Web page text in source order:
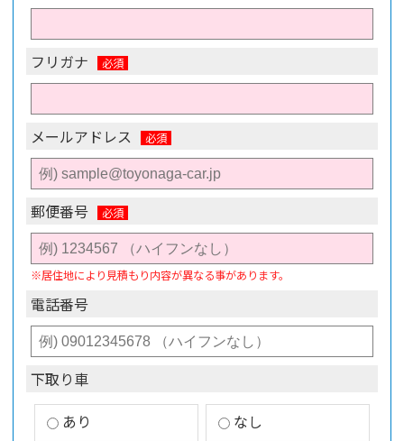
フリガナ
メールアドレス
郵便番号
※居住地により見積もり内容が異なる事があります。
電話番号
下取り車
あり
なし